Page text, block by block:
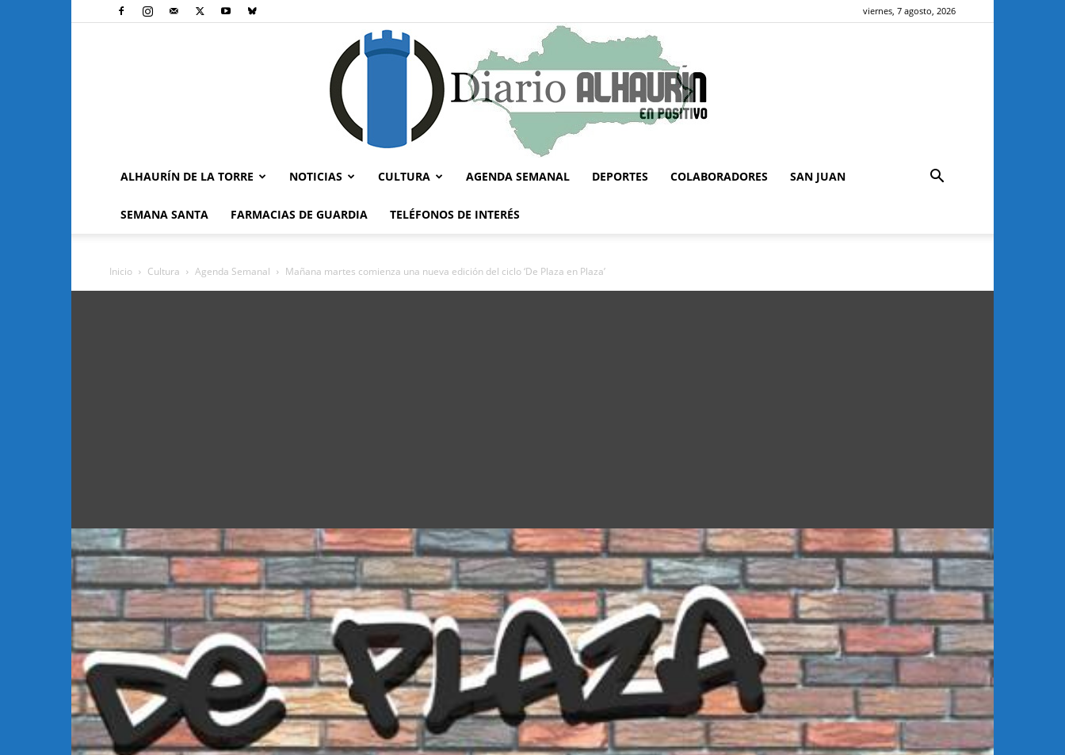
viernes, 7 agosto, 2026
ALHAURÍN DE LA TORRE NOTICIAS CULTURA AGENDA SEMANAL DEPORTES COLABORADORES SAN JUAN
SEMANA SANTA FARMACIAS DE GUARDIA TELÉFONOS DE INTERÉS
Inicio Cultura Agenda Semanal Mañana martes comienza una nueva edición del ciclo ‘De Plaza en Plaza’